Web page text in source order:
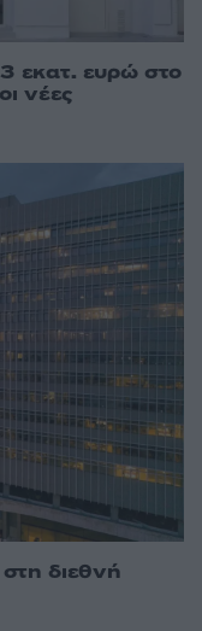
εκατ. ευρώ στο
νέες
διεθνή